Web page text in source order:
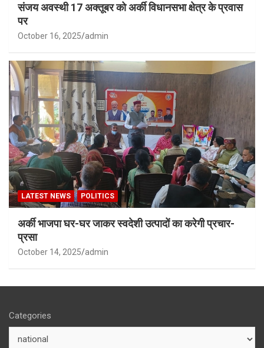
संजय अवस्थी 17 अक्तूबर को अर्की विधानसभा क्षेत्र के प्रवास
पर
October 16, 2025 admin
LATEST NEWS POLITICS
अर्की भाजपा घर-घर जाकर स्वदेशी उत्पादों का करेगी प्रचार-
प्रसा
October 14, 2025 admin
Categories